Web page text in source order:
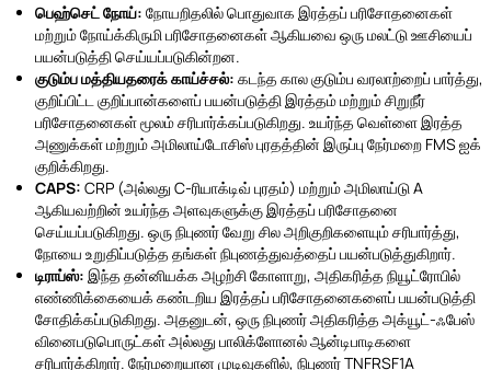
பெஹ்செட் நோய்: நோயறிதலில் பொதுவாக இரத்தப் பரிசோதனைகள்
மற்றும் நோய்க்கிருமி பரிசோதனைகள் ஆகியவை ஒரு மலட்டு ஊசியைப்
பயன்படுத்தி செய்யப்படுகின்றன.
குடும்ப மத்தியதரைக் காய்ச்சல்: கடந்த கால குடும்ப வரலாற்றைப் பார்த்து,
குறிப்பிட்ட குறிப்பான்களைப் பயன்படுத்தி இரத்தம் மற்றும் சிறுநீர்
பரிசோதனைகள் மூலம் சரிபார்க்கப்படுகிறது. உயர்ந்த வெள்ளை இரத்த
அணுக்கள் மற்றும் அமிலாய்டோசிஸ் புரதத்தின் இருப்பு நேர்மறை FMS ஐக்
குறிக்கிறது.
CAPS: CRP (அல்லது C-ரியாக்டிவ் புரதம்) மற்றும் அமிலாய்டு A
ஆகியவற்றின் உயர்ந்த அளவுகளுக்கு இரத்தப் பரிசோதனை
செய்யப்படுகிறது. ஒரு நிபுணர் வேறு சில அறிகுறிகளையும் சரிபார்த்து,
நோயை உறுதிப்படுத்த தங்கள் நிபுணத்துவத்தைப் பயன்படுத்துகிறார்.
டிராப்ஸ்: இந்த தன்னியக்க அழற்சி கோளாறு, அதிகரித்த நியூட்ரோபில்
எண்ணிக்கையைக் கண்டறிய இரத்தப் பரிசோதனைகளைப் பயன்படுத்தி
சோதிக்கப்படுகிறது. அதனுடன், ஒரு நிபுணர் அதிகரித்த அக்யூட்-ஃபேஸ்
வினைபடுபொருட்கள் அல்லது பாலிக்ளோனல் ஆன்டிபாடிகளை
சரிபார்க்கிறார். நேர்மறையான முடிவுகளில், நிபுணர் TNFRSF1A